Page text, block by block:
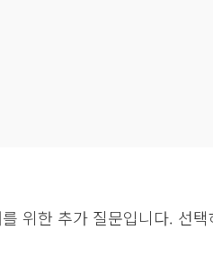
위한 추가 질문입니다. 선